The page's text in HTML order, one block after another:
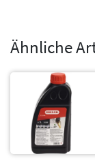
Ähnliche